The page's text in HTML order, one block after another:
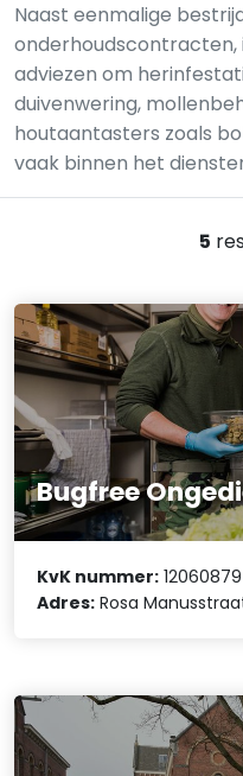
Naast eenmalige
onderhoudscontracten,
adviezen om
duivenwering,
houtaantasters zoals
vaak binnen het
5
Bugfree
KvK nummer: 12060879
Adres: Rosa